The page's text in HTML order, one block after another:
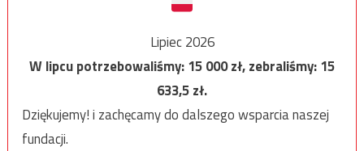
Lipiec 2026
W lipcu potrzebowaliśmy:15 000zł, zebraliśmy:15
633,5zł.
Dziękujemy! i zachęcamy do dalszego wsparcia naszej
fundacji.